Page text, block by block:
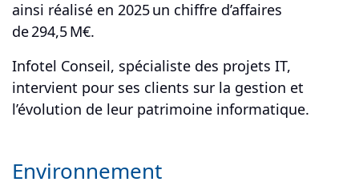
ainsi réalisé en 2025 un chiffre d’affaires
de 294,5 M€.
Infotel Conseil, spécialiste des projets IT,
intervient pour ses clients sur la gestion et
l’évolution de leur patrimoine informatique.
Environnement